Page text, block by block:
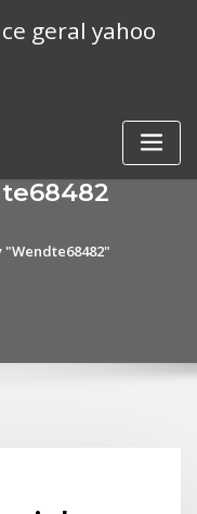
geral yahoo